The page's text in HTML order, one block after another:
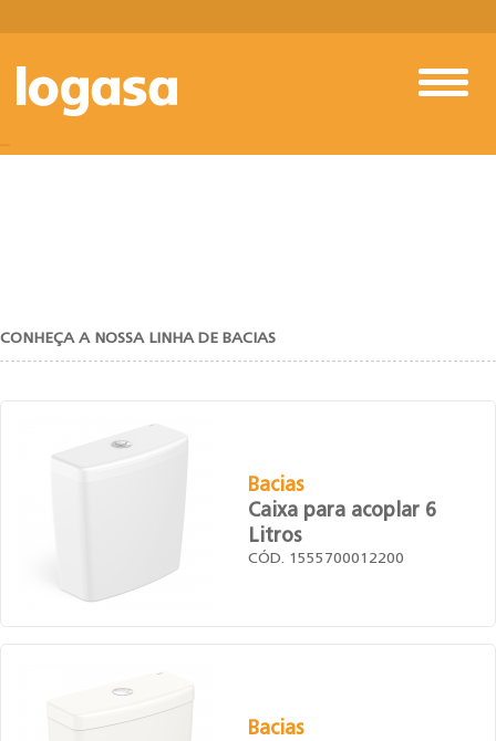
CONHEÇA A NOSSA LINHA DE BACIAS
Bacias
Caixa para acoplar 6
Litros
CÓD. 1555700012200
Bacias